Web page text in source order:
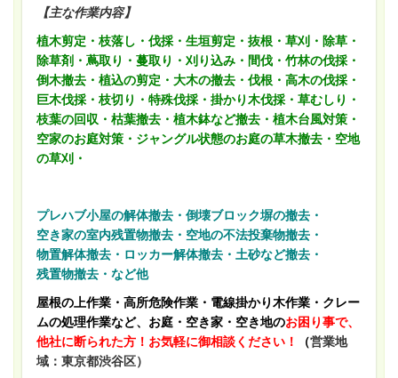
【主な作業内容】
植木剪定・枝落し・伐採・生垣剪定・抜根・草刈・除草・
除草剤・蔦取り・蔓取り・刈り込み・間伐・竹林の伐採・
倒木撤去・植込の剪定・大木の撤去・伐根・高木の伐採・
巨木伐採・枝切り・特殊伐採・掛かり木伐採・草むしり・
枝葉の回収・枯葉撤去・植木鉢など撤去・植木台風対策・
空家のお庭対策・ジャングル状態のお庭の草木撤去・空地
の草刈・
プレハブ小屋の解体撤去・倒壊ブロック塀の撤去・
空き家の室内残置物撤去・空地の不法投棄物撤去・
物置解体撤去・ロッカー解体撤去・土砂など撤去・
残置物撤去・など他
屋根の上作業・高所危険作業・電線掛かり木作業・クレー
ムの処理作業など、お庭・空き家・空き地のお困り事で、
他社に断られた方！お気軽に御相談ください！
（営業地
域：東京都渋谷区）